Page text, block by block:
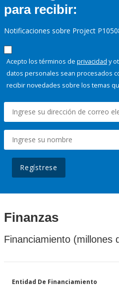
para recibir:
Notificaciones sobre Project
Acepto los términos de privacidad y
datos personales sean procesados
recibir novedades sobre los temas
Regístrese
Finanzas
Financiamiento (millones
Entidad De Financiamiento